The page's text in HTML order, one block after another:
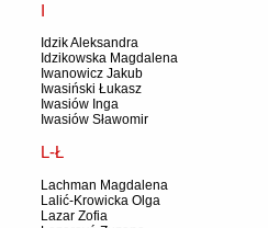
I
Idzik Aleksandra
Idzikowska Magdalena
Iwanowicz Jakub
Iwasiński Łukasz
Iwasiów Inga
Iwasiów Sławomir
L-Ł
Lachman Magdalena
Lalić-Krowicka Olga
Lazar Zofia